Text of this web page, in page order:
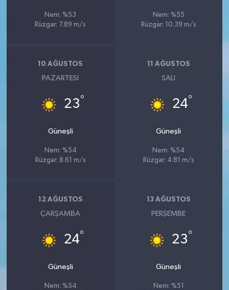
Nem: %53
Rüzgar: 7.89 m/s
Nem: %55
Rüzgar: 10.39 m/s
10 AĞUSTOS
PAZARTESI
23°
Güneşli
Nem: %54
Rüzgar: 8.61 m/s
11 AĞUSTOS
SALI
24°
Güneşli
Nem: %54
Rüzgar: 4.81 m/s
12 AĞUSTOS
ÇARŞAMBA
24°
Güneşli
Nem: %54
13 AĞUSTOS
PERŞEMBE
23°
Güneşli
Nem: %51